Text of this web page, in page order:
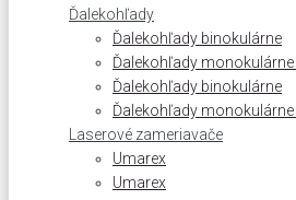
Ďalekohľady
Ďalekohľady binokulárne
Ďalekohľady
Ďalekohľady binokulárne
Ďalekohľady
Laserové zameriavače
Umarex
Umarex